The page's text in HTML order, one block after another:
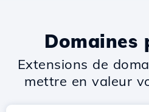
Domaines
Extensions de
mettre en valeur